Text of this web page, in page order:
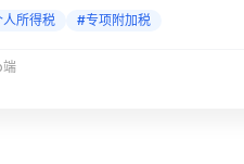
所得税 #专项附加税